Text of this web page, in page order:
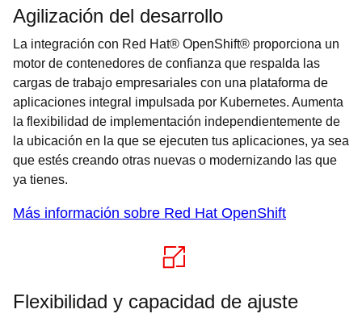
Agilización del desarrollo
La integración con Red Hat® OpenShift® proporciona un
motor de contenedores de confianza que respalda las
cargas de trabajo empresariales con una plataforma de
aplicaciones integral impulsada por Kubernetes. Aumenta
la flexibilidad de implementación independientemente de
la ubicación en la que se ejecuten tus aplicaciones, ya sea
que estés creando otras nuevas o modernizando las que
ya tienes.
Más información sobre Red Hat OpenShift
Flexibilidad y capacidad de ajuste